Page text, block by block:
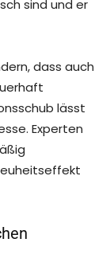
sind und er
dass auch
lässt
Experten